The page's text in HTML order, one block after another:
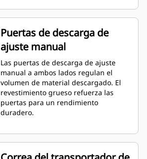
Puertas de descarga de
ajuste manual
Las puertas de descarga de ajuste
manual a ambos lados regulan el
volumen de material descargado. El
revestimiento grueso refuerza las
puertas para un rendimiento
duradero.